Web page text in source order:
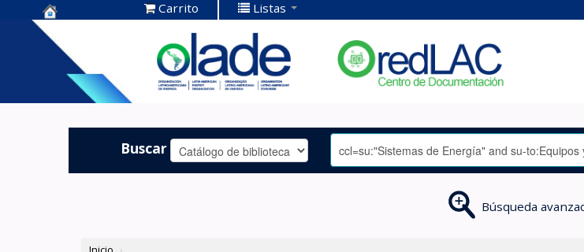
Centro de
Documentación
OLADE -
Carrito Listas
Buscar
Búsqueda